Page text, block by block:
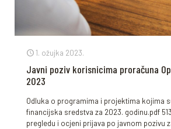
1. ožujka 2023.
Javni poziv korisnicima proračuna
2023
Odluka o programima i projektima kojima
financijska sredstva za 2023. godinu.pdf
pregledu i ocjeni prijava po javnom pozivu